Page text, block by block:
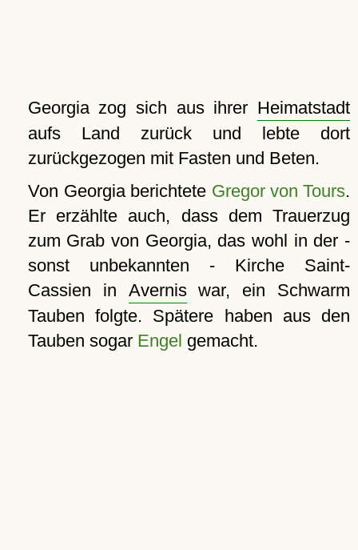
Georgia zog sich aus ihrer Heimatstadt
aufs Land zurück und lebte dort
zurückgezogen mit Fasten und Beten.
Von Georgia berichtete Gregor von Tours.
Er erzählte auch, dass dem Trauerzug
zum Grab von Georgia, das wohl in der -
sonst unbekannten - Kirche Saint-
Cassien in Averniswar, ein Schwarm
Tauben folgte. Spätere haben aus den
Tauben sogar Engel gemacht.